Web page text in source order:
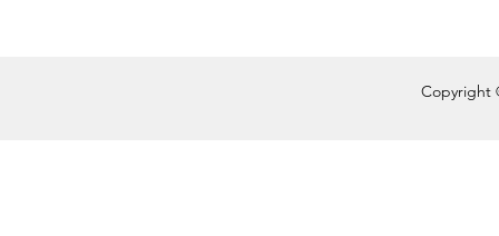
Copyright